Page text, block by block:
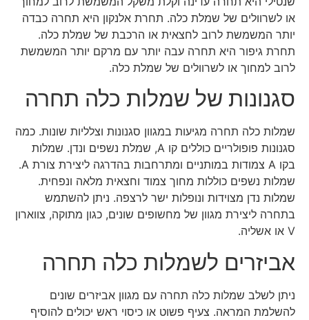
או לשרוולים של שמלת כלה. תחרת אלנקון היא תחרה כבדה
יותר המשמשת לרוב לחצאית או הרכבת של שמלת כלה.
תחרת גיפור היא תחרה עבה יותר עם מרקם יותר המשמשת
לרוב למחוך או לשרוולים של שמלת כלה.
סגנונות של שמלות כלה תחרה
שמלות כלה תחרה מגיעות במגוון סגנונות וצלליות שונות. כמה
סגנונות פופולריים כוללים קו A, שמלת נשפים ונדן. שמלות
בקו A צמודות במותניים ומתרחבות בהדרגה ליצירת צורת A.
שמלות נשפים כוללות מחוך צמוד וחצאית מלאה ונפחית.
שמלות נדן מצוידות ונופלות ישר לרצפה. ניתן להשתמש
בתחרה ליצירת מגוון של מחשופים שונים, כגון מתוקה, צווארון
V או אשליה.
אביזרים לשמלות כלה תחרה
ניתן לשלב שמלות כלה תחרה עם מגוון אביזרים שונים
להשלמת המראה. צעיף פשוט או כיסוי ראש יכולים להוסיף